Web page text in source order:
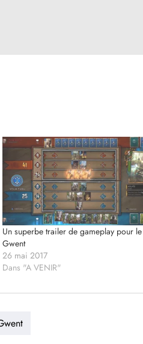
Un superbe trailer de gameplay pour le
Gwent
26 mai 2017
Dans "A VENIR"